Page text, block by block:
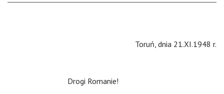
Toruń, dnia 21.XI.1948 r.
Drogi Romanie!